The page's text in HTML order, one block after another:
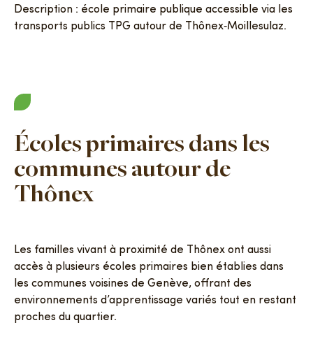
Description : école primaire publique accessible via les
transports publics TPG autour de Thônex‑Moillesulaz.
Écoles primaires dans les
communes autour de
Thônex
Les familles vivant à proximité de Thônex ont aussi
accès à plusieurs écoles primaires bien établies dans
les communes voisines de Genève, offrant des
environnements d’apprentissage variés tout en restant
proches du quartier.